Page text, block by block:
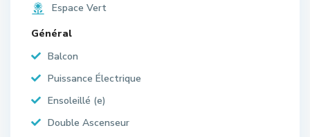
Espace Vert
Général
Balcon
Puissance Électrique
Ensoleillé (e)
Double Ascenseur